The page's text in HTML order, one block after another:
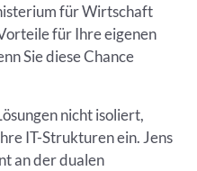
für Wirtschaft
für Ihre eigenen
Sie diese Chance
nicht isoliert,
IT-Strukturen ein. Jens
an der dualen